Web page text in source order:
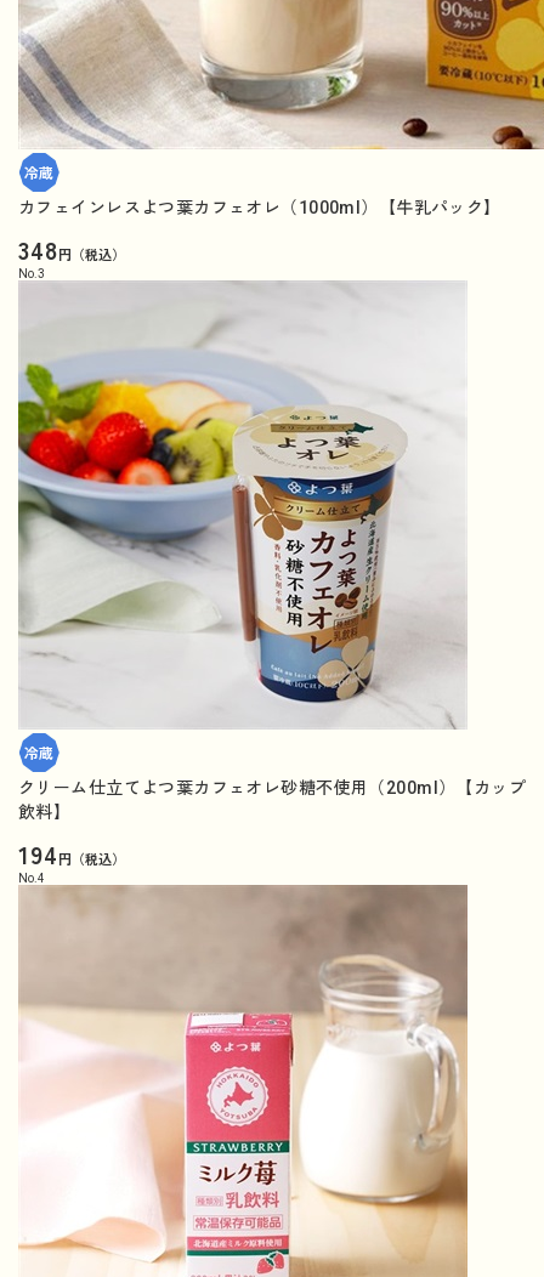
カフェインレスよつ葉カフェオレ（1000ml）【牛乳パック】
348円（税込）
No. 3
クリーム仕立てよつ葉カフェオレ砂糖不使用（200ml）【カップ
飲料】
194円（税込）
No. 4